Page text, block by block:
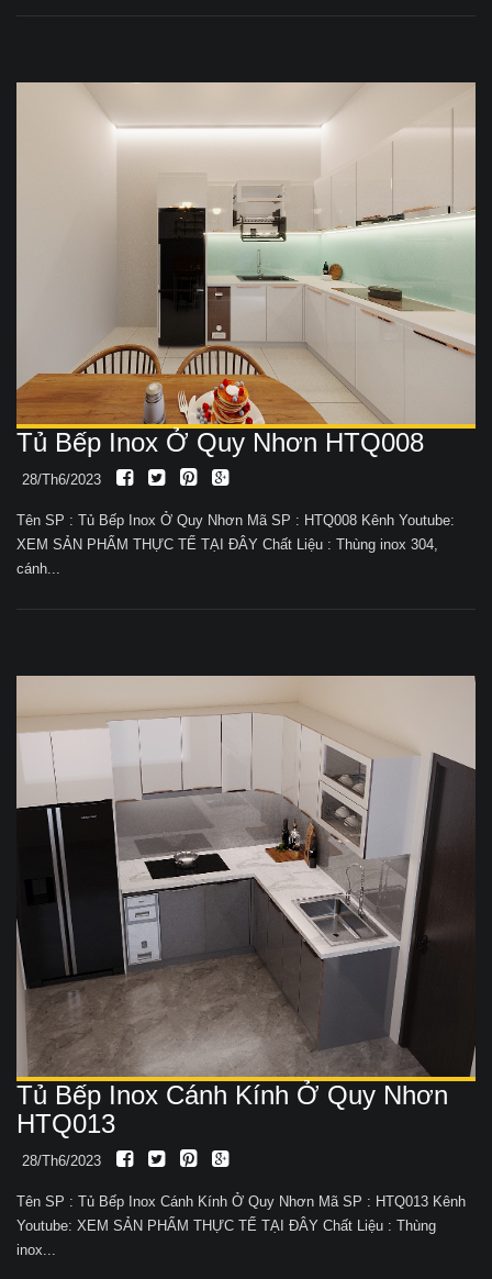
Tủ Bếp Inox Ở Quy Nhơn HTQ008
28/Th6/2023
Tên SP : Tủ Bếp Inox Ở Quy Nhơn Mã SP : HTQ008 Kênh Youtube:
XEM SẢN PHẨM THỰC TẾ TẠI ĐÂY Chất Liệu : Thùng inox 304,
cánh...
Tủ Bếp Inox Cánh Kính Ở Quy Nhơn
HTQ013
28/Th6/2023
Tên SP : Tủ Bếp Inox Cánh Kính Ở Quy Nhơn Mã SP : HTQ013 Kênh
Youtube: XEM SẢN PHẨM THỰC TẾ TẠI ĐÂY Chất Liệu : Thùng
inox...